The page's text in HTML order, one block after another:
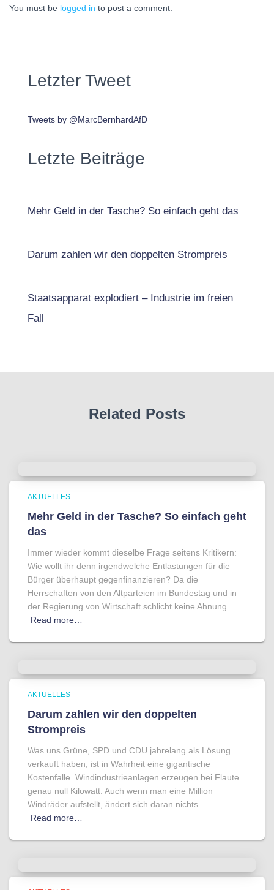
You must be logged in to post a comment.
Letzter Tweet
Tweets by @MarcBernhardAfD
Letzte Beiträge
Mehr Geld in der Tasche? So einfach geht das
Darum zahlen wir den doppelten Strompreis
Staatsapparat explodiert – Industrie im freien
Fall
Related Posts
AKTUELLES
Mehr Geld in der Tasche? So einfach geht
das
Immer wieder kommt dieselbe Frage seitens Kritikern:
Wie wollt ihr denn irgendwelche Entlastungen für die
Bürger überhaupt gegenfinanzieren? Da die
Herrschaften von den Altparteien im Bundestag und in
der Regierung von Wirtschaft schlicht keine Ahnung
Read more…
AKTUELLES
Darum zahlen wir den doppelten
Strompreis
Was uns Grüne, SPD und CDU jahrelang als Lösung
verkauft haben, ist in Wahrheit eine gigantische
Kostenfalle. Windindustrieanlagen erzeugen bei Flaute
genau null Kilowatt. Auch wenn man eine Million
Windräder aufstellt, ändert sich daran nichts.
Read more…